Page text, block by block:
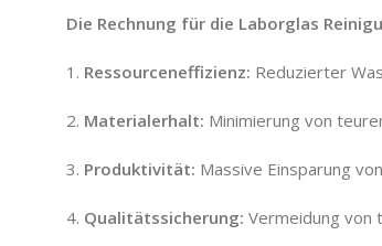
Die Rechnung für die Laborglas
1. Ressourceneffizienz: Reduzierter
2. Materialerhalt: Minimierung von
3. Produktivität: Massive Einsparung
4. Qualitätssicherung: Vermeidung von